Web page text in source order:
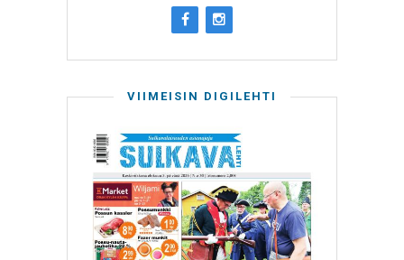
VIIMEISIN DIGILEHTI